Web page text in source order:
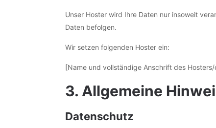
Unser Hoster wird Ihre Daten nur insoweit
Daten befolgen.
Wir setzen folgenden Hoster ein:
[Name und vollständige Anschrift des
3. Allgemeine
Datenschutz